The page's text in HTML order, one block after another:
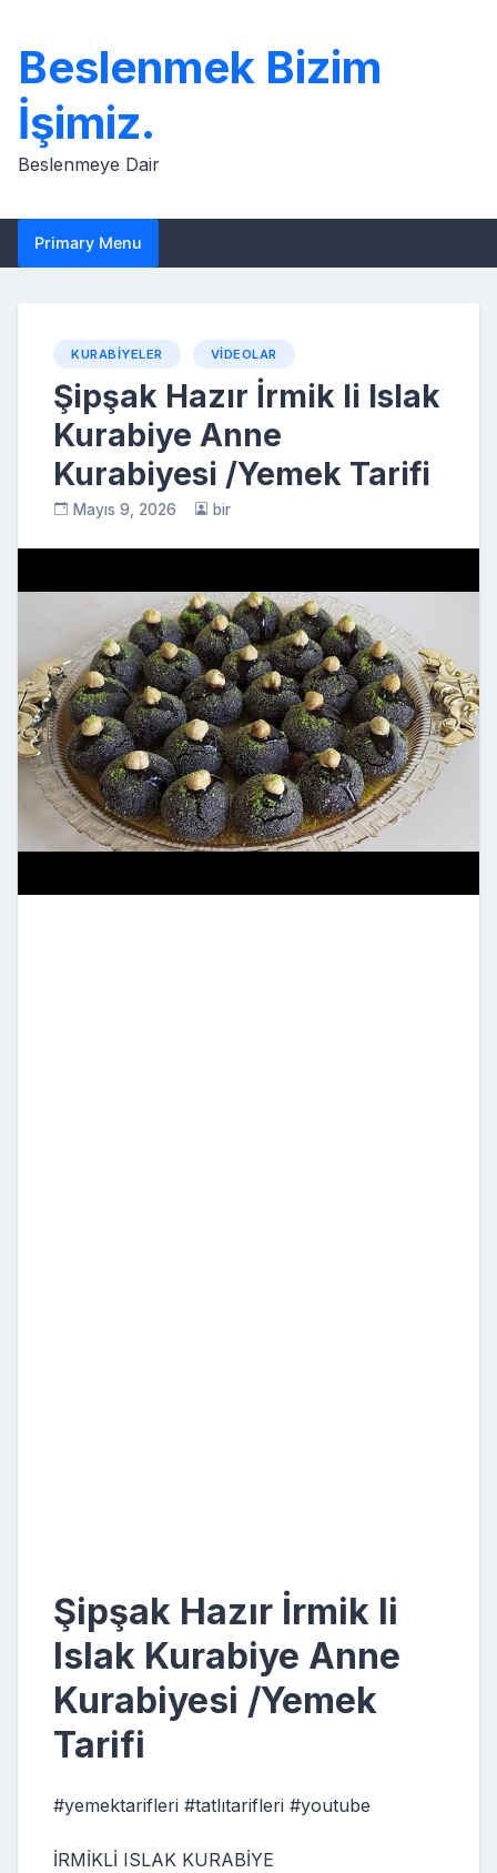
content
Beslenmek Bizim
İşimiz.
Beslenmeye Dair
Primary Menu
KURABIYELER VIDEOLAR
Şipşak Hazır İrmik li Islak
Kurabiye Anne
Kurabiyesi /Yemek Tarifi
Mayıs 9, 2026 bir
Şipşak Hazır İrmik li
Islak Kurabiye Anne
Kurabiyesi /Yemek
Tarifi
#yemektarifleri #tatlıtarifleri #youtube
İRMİKLİ ISLAK KURABİYE